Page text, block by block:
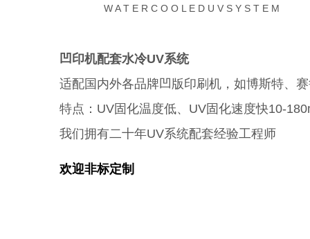
W A T E R C O O L E D U V S Y S T E M
凹印机配套水冷UV系统
适配国内外各品牌凹版印刷机，如博斯特、
特点：UV固化温度低、UV固化速度快10-
我们拥有二十年UV系统配套经验工程师
欢迎非标定制